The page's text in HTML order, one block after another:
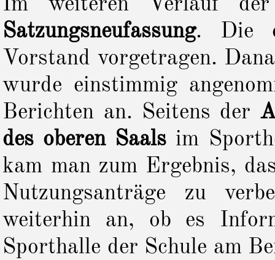
Im weiteren Verlauf
Satzungsneufassung. Die
Vorstand vorgetragen.
wurde einstimmig
Berichten an. Seitens der
des oberen Saals im
kam man zum Ergebnis,
Nutzungsanträge zu
weiterhin an, ob es
Sporthalle der Schule am